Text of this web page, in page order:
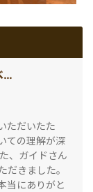
人気リゾート・ルネッサンスバリで選べる3コースディナー(人気の２大寺院巡りタナロット＆ウルワトゥ)
ただいたた
ての理解が深
、ガイドさん
だきました。
当にありがと